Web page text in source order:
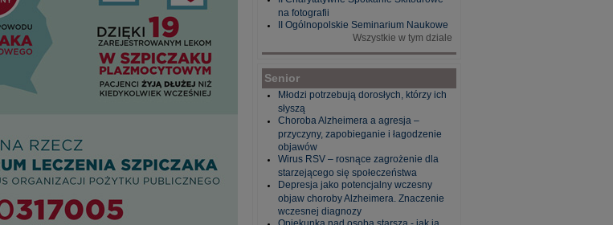
na fotografii
II Ogólnopolskie Seminarium Naukowe
Wszystkie w tym dziale
Senior
Młodzi potrzebują dorosłych, którzy ich
słyszą
Choroba Alzheimera a agresja –
przyczyny, zapobieganie i łagodzenie
objawów
Wirus RSV – rosnące zagrożenie dla
starzejącego się społeczeństwa
Depresja jako potencjalny wczesny
objaw choroby Alzheimera. Znaczenie
wczesnej diagnozy